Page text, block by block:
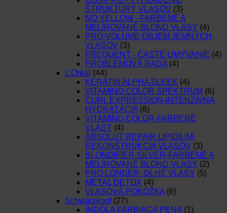
ŠTRUKTÚRY VLASOV (3)
NO YELLOW - FARBENÉ A
MELÍROVANÉ BLOND VLASY (4)
PRO-VOLUME OBJEM JEMNÝCH
VLASOV (3)
FREQUENT - ČASTÉ UMÝVANIE (4)
PROBLÉMOVÁ RADA (4)
L’Oréal (44)
KERATIN ALPHA SLEEK (4)
VITAMINO COLOR SPEKTRUM (6)
CURL EXPRESSION-INTENZÍVNA
HYDRATÁCIA (6)
VITAMINO COLOR-FARBENÉ
VLASY (4)
ABSOLUT REPAIR LIPIDIUM-
REKONŠTRUKCIA VLASOV (3)
BLONDIFIER-SILVER-FARBENÉ A
MELÍROVANÉ BLOND VLASY (2)
PRO LONGER- DLHÉ VLASY (5)
METAL DETOX (4)
VLASOVÁ POKOŽKA (6)
Schwarzkopf (27)
INDOLA FARBIACA PENA (1)